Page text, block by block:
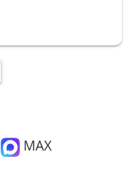
и качественно
спасибо
MAX